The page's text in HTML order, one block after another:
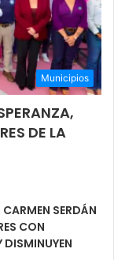
Municipios
DE LA
SERDÁN
CON